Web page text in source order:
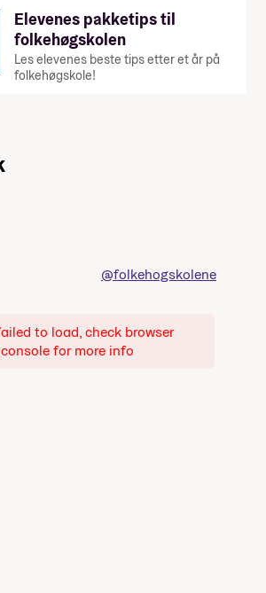
Elevenes pakketips til
folkehøgskolen
Les elevenes beste tips etter et år på
folkehøgskole!
@folkehogskolene
to load, check browser
console for more info